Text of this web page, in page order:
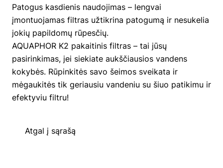
Patogus kasdienis naudojimas – lengvai
įmontuojamas filtras užtikrina patogumą ir nesukelia
jokių papildomų rūpesčių.
AQUAPHOR K2 pakaitinis filtras – tai jūsų
pasirinkimas, jei siekiate aukščiausios vandens
kokybės. Rūpinkitės savo šeimos sveikata ir
mėgaukitės tik geriausiu vandeniu su šiuo patikimu ir
efektyviu filtru!
Atgal į sąrašą